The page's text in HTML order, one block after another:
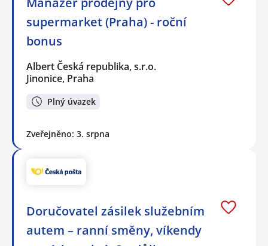
supermarket (Praha) - roční
bonus
Albert Česká republika, s.r.o.
Jinonice, Praha
Plný úvazek
Zveřejněno: 3. srpna
Doručovatel zásilek služebním
autem – ranní směny, víkendy